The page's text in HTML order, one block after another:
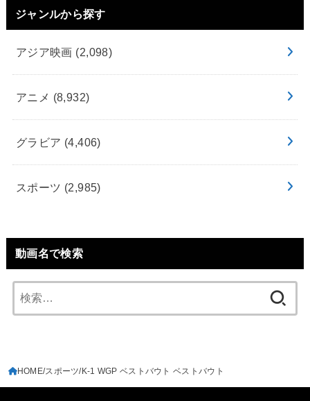
ジャンルから探す
アジア映画 (2,098)
アニメ (8,932)
グラビア (4,406)
スポーツ (2,985)
動画名で検索
索:
HOME スポーツ K-1 WGP ベストバウト ベストバウト